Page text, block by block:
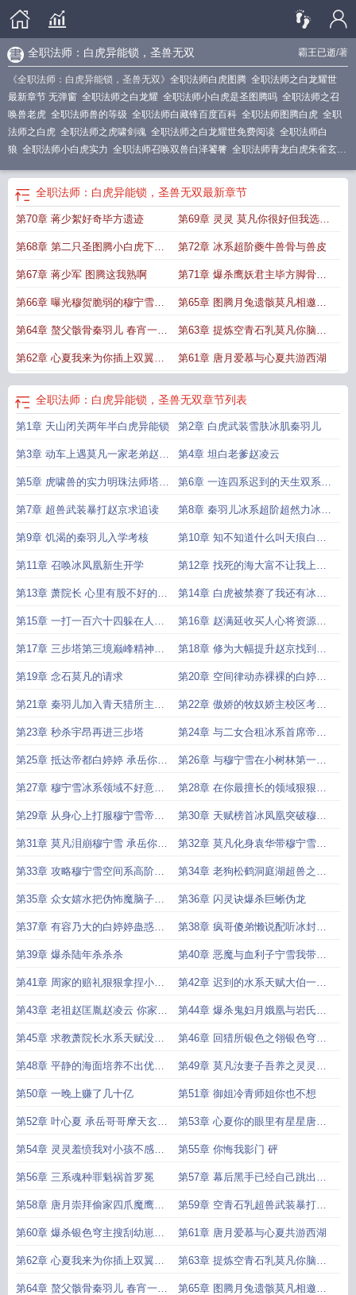
霸王已逝/著
全职法师：白虎异能锁，圣兽无双
《全职法师：白虎异能锁，圣兽无双》 全职法师白虎图腾 全职法师之白龙耀世
最新章节 无弹窗 全职法师之白龙耀 全职法师小白虎是圣图腾吗 全职法师之召
唤兽老虎 全职法师兽的等级 全职法师白藏锋百度百科 全职法师图腾白虎 全职
法师之白虎 全职法师之虎啸剑魂 全职法师之白龙耀世免费阅读 全职法师白
狼 全职法师小白虎实力 全职法师召唤双兽白泽饕餮 全职法师青龙白虎朱雀玄
白虎什么时候回来
全职法师白虎异能锁圣兽无双 全职法师之白龙
获得白虎吊坠开始陆君觉醒了什么系
凡cp全职法师白凡圣兽无双作者霸王已逝全职法师白虎重生和朱雀昆仑结
之白龙曜世 全职法师从白虎吊坠开始TXT精校版全文全职法师白虎吊坠免费阅
读全职法师天山小白虎全职法师异兽等级全职法师四圣兽全职法师白虎实
是全职法师图腾兽白虎全职法师白凡CP全职法师四大圣兽全职法师之白龙耀
世百度百科全职法师中召唤兽全职法师之从白虎吊坠开始男主觉醒了什么系
白虎全职法师之白龙耀世全职法师凶兽全职法师白虎和穆宁雪契约全职法师
之白龙皇全职法师之虎啸龙吟全职法师白虎异能锁圣兽无双免费全职法师之白
龙耀世笔趣阁
全职法师：白虎异能锁，圣兽无双最新章节
第70章 蒋少絮好奇毕方遗迹 第69章 灵灵 莫凡你很好但我选择
赵承岳
第68章 第二只圣图腾小白虎下位
图腾的踪迹
第72章 冰系超阶夔牛兽骨与兽皮
第67章 蒋少军 图腾这我熟啊 第71章 爆杀鹰妖君主毕方脚骨突
破超阶
第66章 曝光穆贺脆弱的穆宁雪好
好的疼爱
第65章 图腾月兔遗骸莫凡相邀灼
原不感兴
第64章 螯父骸骨秦羽儿 春宵一刻
值千金
第63章 提炼空青石乳莫凡你脑袋
怎么绿绿
第62章 心夏我来为你插上双翼莫
凡 心夏
第61章 唐月爱慕与心夏共游西湖
全职法师：白虎异能锁，圣兽无双章节列表
第1章 天山闭关两年半白虎异能锁 第2章 白虎武装雪肤冰肌秦羽儿
第3章 动车上遇莫凡一家老弟赵满
延
第4章 坦白老爹赵凌云
第5章 虎啸兽的实力明珠法师塔高
阶觉醒
第6章 一连四系迟到的天生双系赵
氏族会
第7章 超兽武装暴打赵京求追读 第8章 秦羽儿冰系超阶超然力冰凤
凰
第9章 饥渴的秦羽儿入学考核 第10章 知不知道什么叫天痕白虎
啊被秀了一
第11章 召唤冰凤凰新生开学 第12章 找死的海大富不让我上我
偏要
第13章 萧院长 心里有股不好的预
感斗兽大
第14章 白虎被禁赛了我还有冰凤
凰
第15章 一打一百六十四躲在人群
后面放爆浪
第16章 赵满延收买人心将资源换
成三步塔修
第17章 三步塔第三境巅峰精神力
求催更
第18章 修为大幅提升赵京找到神
鹿之角
第19章 念石莫凡的请求 第20章 空间律动赤裸裸的白婷婷
求打卡
第21章 秦羽儿加入青天猎所主校
区考核
第22章 傲娇的牧奴娇主校区考核
开始
第23章 秒杀宇昂再进三步塔 第24章 与二女合租冰系首席帝都
交换生
第25章 抵达帝都白婷婷 承岳你睡
了吗
第26章 与穆宁雪在小树林第一学
府之争
第27章 穆宁雪冰系领域不好意思
这样的领
第28章 在你最擅长的领域狠狠将
你碾压我为
第29章 从身心上打服穆宁雪帝都
认输
第30章 天赋榜首冰凤凰突破穆宁
雪主动打
第31章 莫凡泪崩穆宁雪 承岳你能
不能帮
第32章 莫凡化身袁华带穆宁雪来
酒店开房
第33章 攻略穆宁雪空间系高阶故
宫庭争吵
第34章 老狗松鹤洞庭湖超兽之后
依旧被追
第35章 众女嬉水把伪怖魔脑子都
打爆了
第36章 闪灵诀爆杀巨蜥伪龙
第37章 有容乃大的白婷婷蛊惑魔
蛛的精神诱
第38章 疯哥傻弟懒说配听冰封灵
柩
第39章 爆杀陆年杀杀杀 第40章 恶魔与血利子宁雪我带你
去周家问
第41章 周家的赔礼狠狠拿捏小雪
雪的心庞
第42章 迟到的水系天赋大伯一家
的恩怨情仇
第43章 老祖赵匡胤赵凌云 你家里
养了鬼你
第44章 爆杀鬼妇月娥凰与岩氏赵
氏机会
第45章 求教萧院长水系天赋没人
比我更懂泡
第46章 回猎所银色之翎银色穹主
我避它
第48章 平静的海面培养不出优秀
的水手家族
第49章 莫凡汝妻子吾养之灵灵和
心夏是我
第50章 一晚上赚了几十亿 第51章 御姐冷青师姐你也不想
第52章 叶心夏 承岳哥哥摩天玄蛇
旭岛螯
第53章 心夏你的眼里有星星唐月
求见
第54章 灵灵羞愤我对小孩不感兴
趣
第55章 你悔我影门 砰
第56章 三系魂种罪魁祸首罗冕 第57章 幕后黑手已经自己跳出来
了灵灵崇拜
第58章 唐月崇拜偷家四爪魔鹰精
魄
第59章 空青石乳超兽武装暴打银
色穹主
第60章 爆杀银色穹主搜刮幼崽跟
蛋
第61章 唐月爱慕与心夏共游西湖
第62章 心夏我来为你插上双翼莫
凡 心夏
第63章 提炼空青石乳莫凡你脑袋
怎么绿绿
第64章 螯父骸骨秦羽儿 春宵一刻 第65章 图腾月兔遗骸莫凡相邀灼